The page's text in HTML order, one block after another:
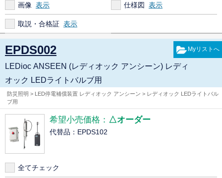
画像 仕様図
取説・合格証
EPDS002
LEDioc ANSEEN (レディオック アンシーン) レディ
オック LEDライトバルブ用
防災照明 > LED停電補償装置 レディオック アンシーン > レディオック LEDライトバル
ブ用
希望小売価格： △オーダー
代替品：EPDS102
全てチェック